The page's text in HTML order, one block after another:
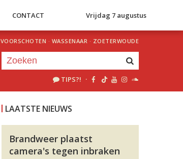
CONTACT Vrijdag 7 augustus
VOORSCHOTEN · WASSENAAR · ZOETERWOUDE
TIPS?! ·
LAATSTE NIEUWS
Brandweer plaatst
camera's tegen inbraken